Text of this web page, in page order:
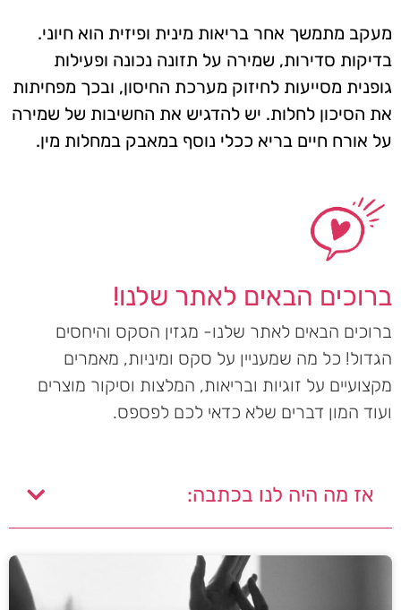
מעקב מתמשך אחר בריאות מינית ופיזית הוא חיוני.
בדיקות סדירות, שמירה על תזונה נכונה ופעילות
גופנית מסייעות לחיזוק מערכת החיסון, ובכך מפחיתות
את הסיכון לחלות. יש להדגיש את החשיבות של שמירה
על אורח חיים בריא ככלי נוסף במאבק במחלות מין.
ברוכים הבאים לאתר שלנו!
ברוכים הבאים לאתר שלנו- מגזין הסקס והיחסים
הגדול! כל מה שמעניין על סקס ומיניות, מאמרים
מקצועיים על זוגיות ובריאות, המלצות וסיקור מוצרים
ועוד המון דברים שלא כדאי לכם לפספס.
אז מה היה לנו בכתבה: